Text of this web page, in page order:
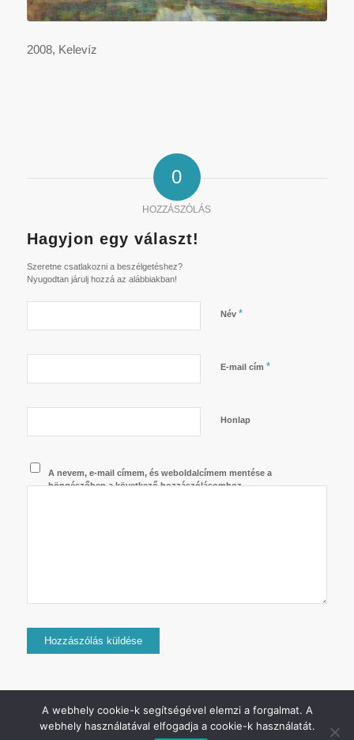
2008, Kelevíz
0
HOZZÁSZÓLÁS
Hagyjon egy választ!
Szeretne csatlakozni a beszélgetéshez?
Nyugodtan járulj hozzá az alábbiakban!
Név *
E-mail cím *
Honlap
A nevem, e-mail címem, és weboldalcímem mentése a
böngészőben a következő hozzászólásomhoz.
2024 © Copyright - Jurij Uszanov - Minden jog fenntartva.
A webhely cookie-k segítségével elemzi a forgalmat. A
webhely használatával elfogadja a cookie-k használatát.